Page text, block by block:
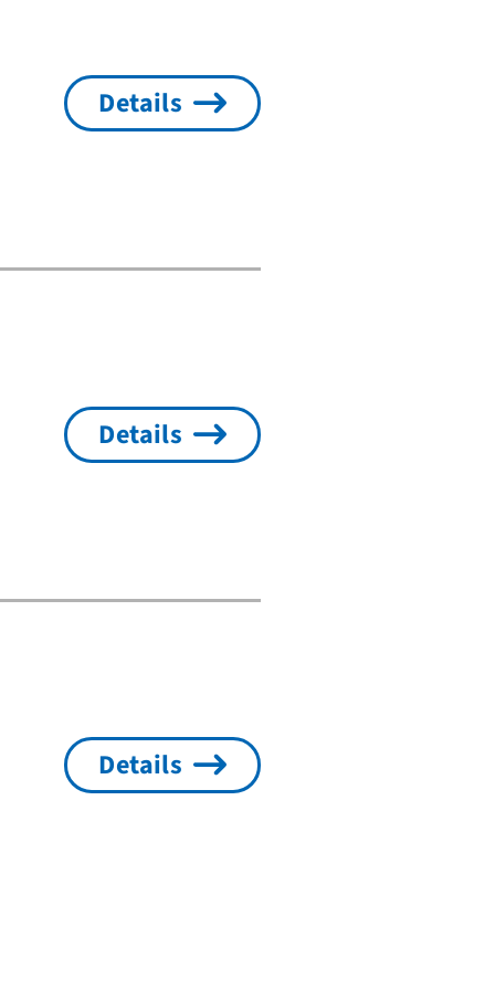
Details
Details
Details